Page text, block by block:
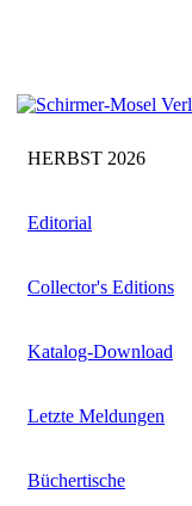
HERBST 2026
Editorial
Collector's Editions
Katalog-Download
Letzte Meldungen
Büchertische